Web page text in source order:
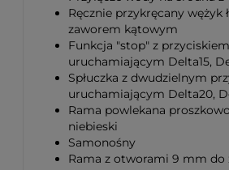
Ręcznie przykręcany wężyk
zaworem kątowym
Funkcja "stop" z przyciskiem
uruchamiającym Delta15,
Spłuczka z dwudzielnym
uruchamiającym Delta20,
Rama powlekana
niebieski
Samonośny
Rama z otworami 9 mm do